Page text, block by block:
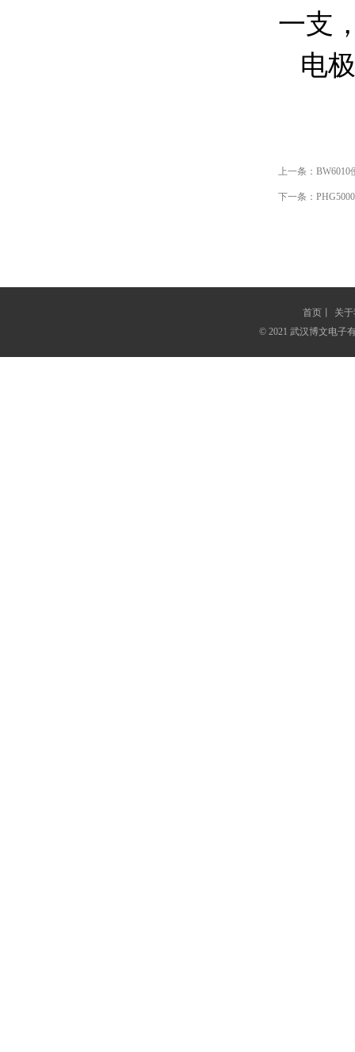
一支
电
上一条： BW6010
下一条：
首页
关
© 2021 武汉博文电子